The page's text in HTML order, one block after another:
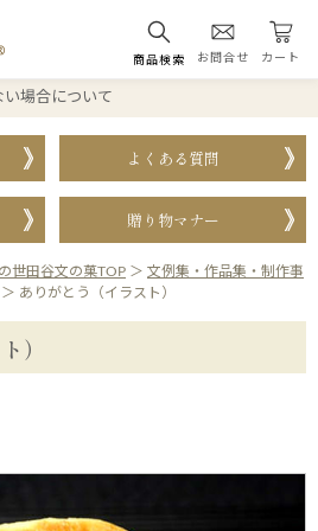
商品検索 お問合せ カート
場合について
よくある質問
贈り物マナー
世田谷文の菓TOP ＞ 文例集・作品集・制作事
＞ ありがとう（イラスト）
）